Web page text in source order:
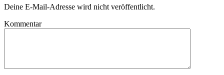
Deine E-Mail-Adresse wird nicht veröffentlicht.
Kommentar